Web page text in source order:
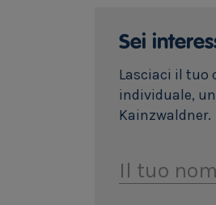
Sei
Lasciaci il tuo
individuale,
Kainzwaldner.
Il tuo